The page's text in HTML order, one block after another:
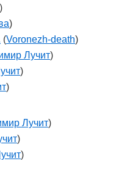
)
)
(Voronezh-death)
Лучит)
)
)
Лучит)
)
)